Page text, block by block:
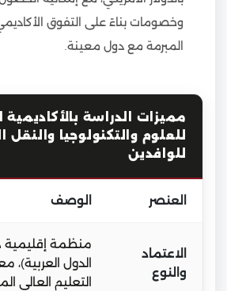
وخصومات بناءً على التفوق الأكاديمي
المبرمة مع دول معينة.
مميزات الدراسة بالأكاديمية
للعلوم والتكنولوجيا والنقل
للوافدين
العنصر الوصف
الاعتماد
والنوع
منظمة إقليمية
الدول العربية)،
التعليم العالي